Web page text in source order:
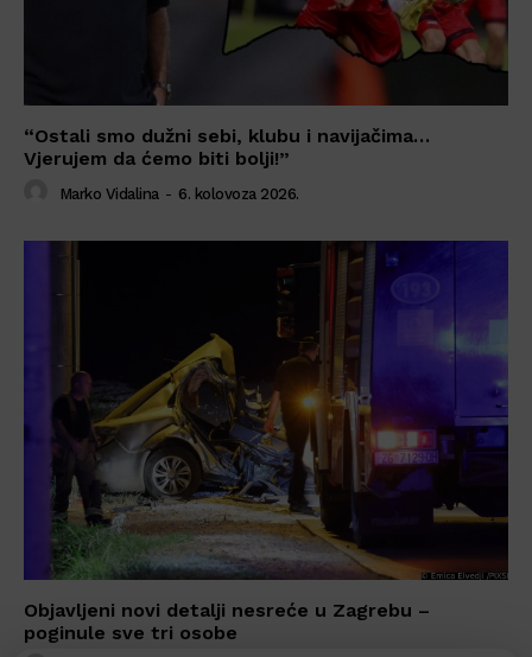
“Ostali smo dužni sebi, klubu i navijačima…
Vjerujem da ćemo biti bolji!”
Marko Vidalina - 6. kolovoza 2026.
Objavljeni novi detalji nesreće u Zagrebu –
poginule sve tri osobe